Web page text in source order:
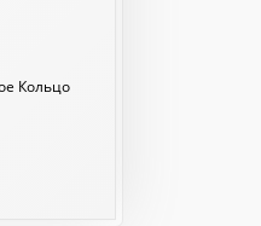
Кольцо